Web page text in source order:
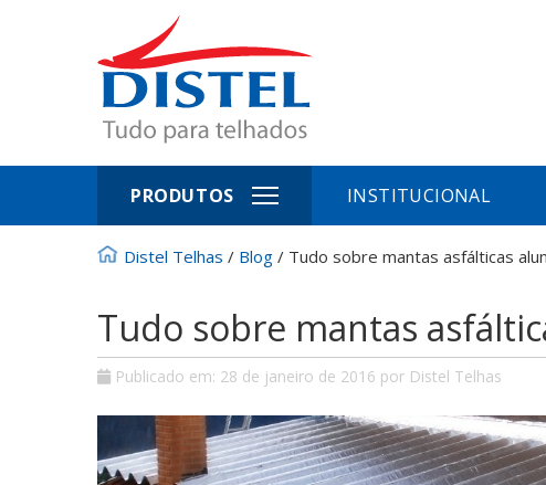
PRODUTOS INSTITUCIONAL
Distel Telhas / Blog / Tudo sobre mantas asfálticas
Tudo sobre mantas
Publicado em: 28 de janeiro de 2016 por Distel Telhas